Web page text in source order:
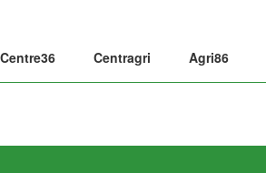
Centragri Agri86